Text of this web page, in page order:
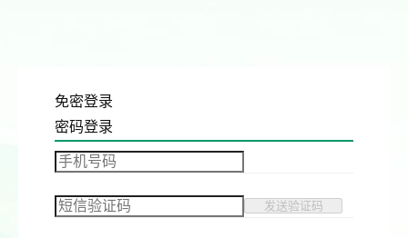
免密登录
密码登录
发送验证码